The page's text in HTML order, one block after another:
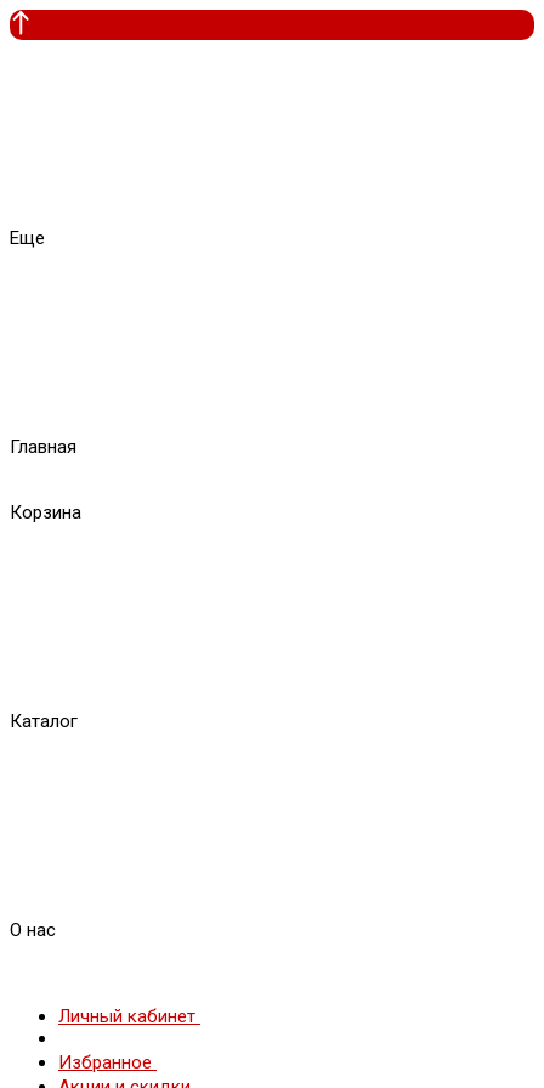
Еще
Главная
Корзина
Каталог
О нас
Личный кабинет
Избранное